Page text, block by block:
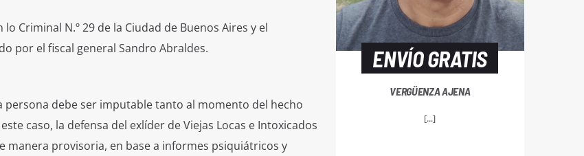
Criminal N.º 29 de la Ciudad de Buenos Aires y el
por el fiscal general Sandro Abraldes.
persona debe ser imputable tanto al momento del hecho
caso, la defensa del exlíder de Viejas Locas e Intoxicados
provisoria, en base a informes psiquiátricos y
ENVÍO GRATIS
VERGÜENZA AJENA
[...]